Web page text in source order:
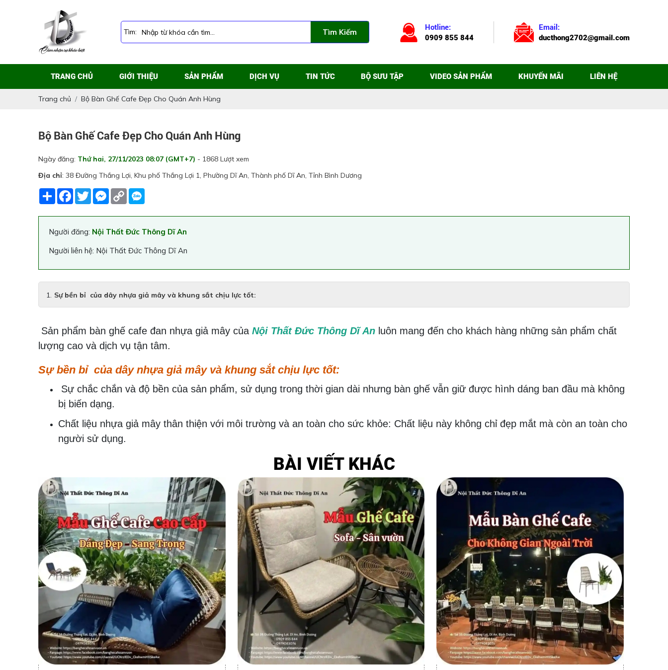
Tìm: Tìm Kiếm
Hotline:
0909 855 844
Email:
ducthong2702@gmail.com
TRANG CHỦ GIỚI THIỆU SẢN PHẨM DỊCH VỤ TIN TỨC BỘ SƯU TẬP VIDEO SẢN PHẨM KHUYẾN MÃI LIÊN HỆ
Trang chủ Bộ Bàn Ghế Cafe Đẹp Cho Quán Anh Hùng
Bộ Bàn Ghế Cafe Đẹp Cho Quán Anh Hùng
Ngày đăng: Thứ hai, 27/11/2023 08:07 (GMT+7) - 1868 Lượt xem
Địa chỉ: 38 Đường Thắng Lợi, Khu phố Thắng Lợi 1, Phường Dĩ An, Thành phố Dĩ An, Tỉnh Bình Dương
Share Facebook
TwitterMessenger
Copy
Link
Người đăng: Nội Thất Đức Thông Dĩ An
Người liên hệ: Nội Thất Đức Thông Dĩ An
Sự bền bỉ của dây nhựa giả mây và khung sắt chịu lực tốt:
Sản phẩm bàn ghế cafe đan nhựa giả mây của Nội Thất Đức Thông Dĩ An luôn mang đến cho khách hàng những sản phẩm chất
lượng cao và dịch vụ tận tâm.
Sự bền bỉ của dây nhựa giả mây và khung sắt chịu lực tốt:
Sự chắc chắn và độ bền của sản phẩm, sử dụng trong thời gian dài nhưng bàn ghế vẫn giữ được hình dáng ban đầu mà không
bị biến dạng.
Chất liệu nhựa giả mây thân thiện với môi trường và an toàn cho sức khỏe: Chất liệu này không chỉ đẹp mắt mà còn an toàn cho
người sử dụng.
BÀI VIẾT KHÁC